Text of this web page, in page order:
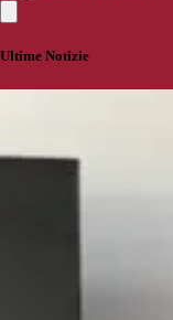
Ultime Notizie